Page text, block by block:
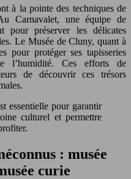
à la pointe des techniques de
Carnavalet, une équipe de
pour préserver les délicates
Le Musée de Cluny, quant à
pour protéger ses tapisseries
l’humidité. Ces efforts de
de découvrir ces trésors
culturel et permettre
: musée
curie